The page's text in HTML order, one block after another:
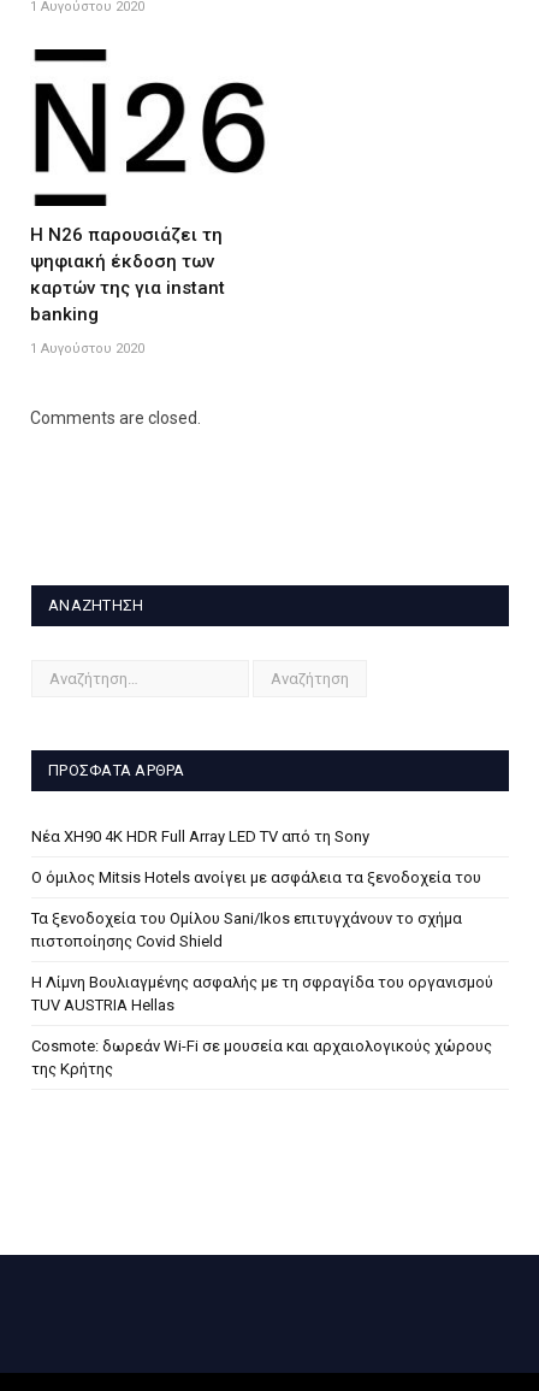
1 Αυγούστου 2020
Η N26 παρουσιάζει τη
ψηφιακή έκδοση των
καρτών της για instant
banking
1 Αυγούστου 2020
Comments are closed.
ΑΝΑΖΉΤΗΣΗ
ΠΡΌΣΦΑΤΑ ΆΡΘΡΑ
Νέα XH90 4K HDR Full Array LED TV από τη Sony
Ο όμιλος Mitsis Hotels ανοίγει με ασφάλεια τα ξενοδοχεία του
Τα ξενοδοχεία του Ομίλου Sani/Ikos επιτυγχάνουν το σχήμα
πιστοποίησης Covid Shield
H Λίμνη Βουλιαγμένης ασφαλής με τη σφραγίδα του οργανισμού
TUV AUSTRIA Hellas
Cosmote: δωρεάν Wi-Fi σε μουσεία και αρχαιολογικούς χώρους
της Κρήτης